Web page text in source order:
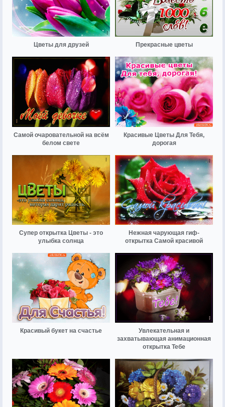
Цветы для друзей Прекрасные цветы
Самой очаровательной на всём
белом свете
Красивые Цветы Для Тебя,
дорогая
Супер открытка Цветы - это
улыбка солнца
Нежная чарующая гиф-
открытка Самой красивой
Красивый букет на счастье
Увлекательная и
захватывающая анимационная
открытка Тебе